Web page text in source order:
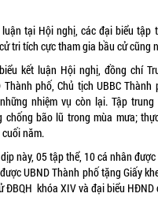
luận tại Hội nghị, các đại biểu tập
tri tích cực tham gia bầu cử cũng
kết luận Hội nghị, đồng chí
Thành phố, Chủ tịch UBBC
nhiệm vụ còn lại. Tập
chống bão lũ trong mùa mưa;
năm.
này, 05 tập thể, 10 cá nhân
UBND Thành phố tặng Giấy
ĐBQH khóa XIV và đại biểu